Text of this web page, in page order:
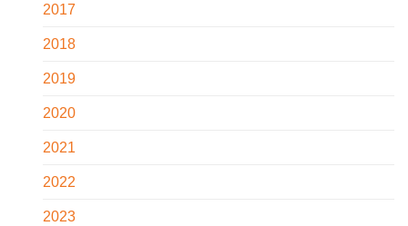
2017
2018
2019
2020
2021
2022
2023